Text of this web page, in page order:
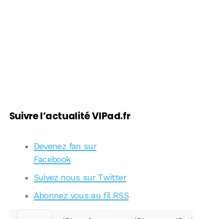
Suivre l’actualité VIPad.fr
Devenez fan sur
Facebook
Suivez nous sur Twitter
Abonnez vous au fil RSS